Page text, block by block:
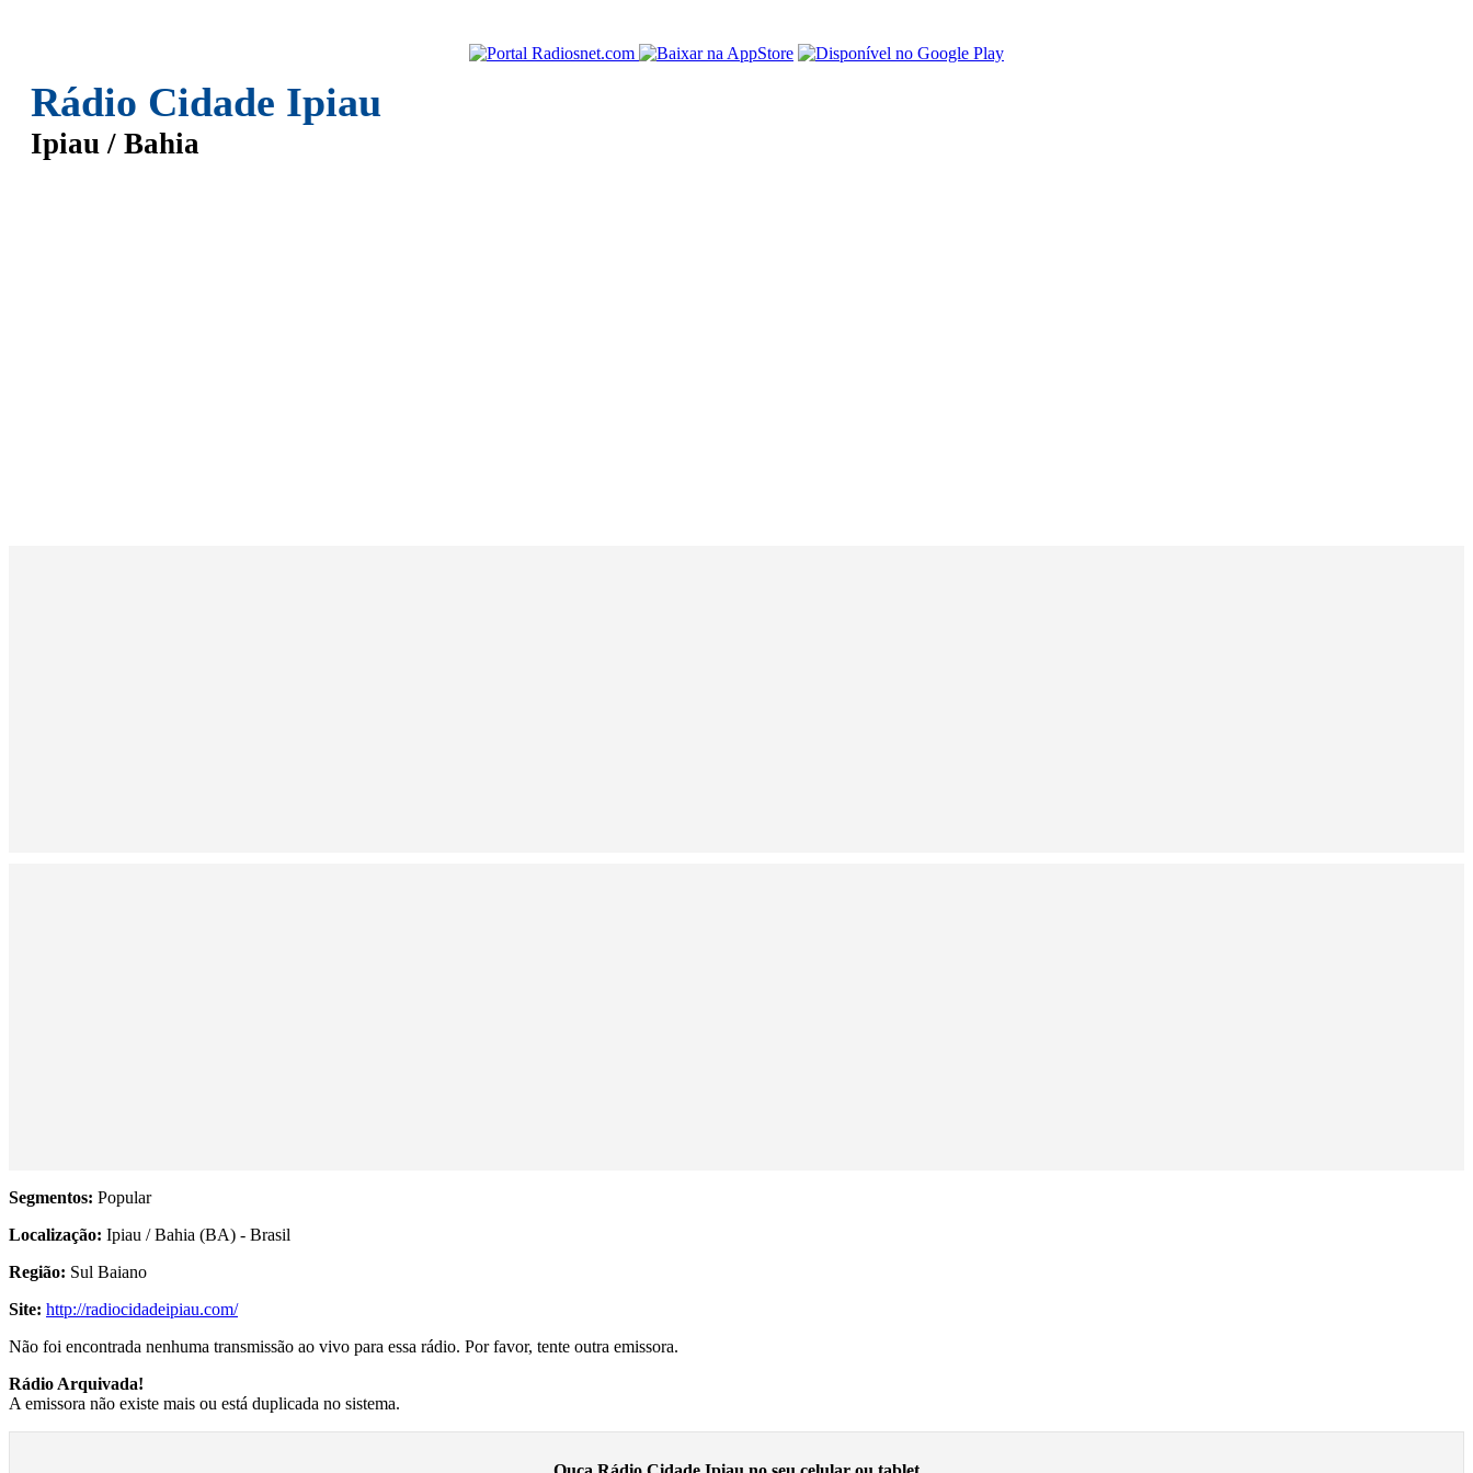
Rádio Cidade Ipiau
Ipiau / Bahia
Segmentos: Popular
Localização: Ipiau / Bahia (BA) - Brasil
Região: Sul Baiano
Site: http://radiocidadeipiau.com/
Não foi encontrada nenhuma transmissão ao vivo para essa rádio. Por favor, tente outra emissora.
Rádio Arquivada!
A emissora não existe mais ou está duplicada no sistema.